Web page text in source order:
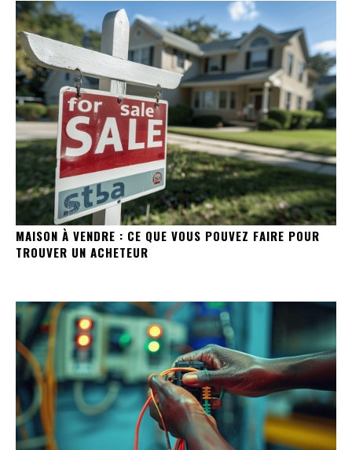
MAISON À VENDRE : CE QUE VOUS POUVEZ FAIRE POUR
TROUVER UN ACHETEUR